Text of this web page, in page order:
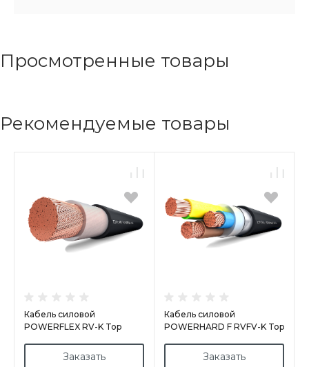
Просмотренные товары
Рекомендуемые товары
Кабель силовой
POWERFLEX RV-K Top
Заказать
Кабель силовой
POWERHARD F RVFV-K Top
Заказать